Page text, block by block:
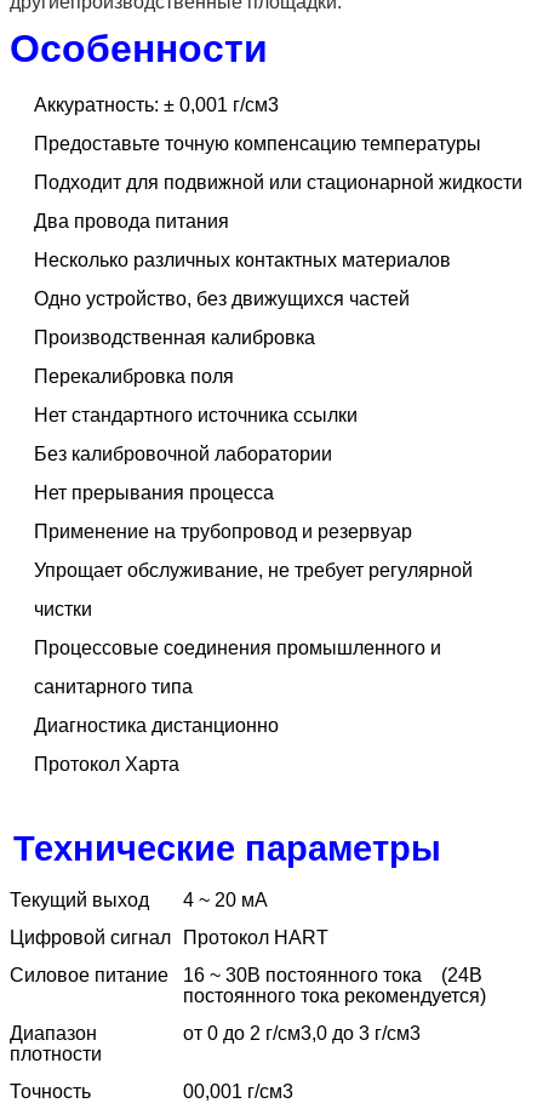
Особенности
Аккуратность: ± 0,001 г/см3
Предоставьте точную компенсацию температуры
Подходит для подвижной или стационарной жидкости
Два провода питания
Несколько различных контактных материалов
Одно устройство, без движущихся частей
Производственная калибровка
Перекалибровка поля
Нет стандартного источника ссылки
Без калибровочной лаборатории
Нет прерывания процесса
Применение на трубопровод и резервуар
Упрощает обслуживание, не требует регулярной
чистки
Процессовые соединения промышленного и
санитарного типа
Диагностика дистанционно
Протокол Харта
Технические параметры
Текущий выход
4 ~ 20 мА
Цифровой сигнал
Протокол HART
Силовое питание
16 ~ 30В постоянного тока
(24В
постоянного тока рекомендуется)
Диапазон
плотности
от 0 до 2 г/см3,0 до 3 г/см3
Точность 00,001 г/см3